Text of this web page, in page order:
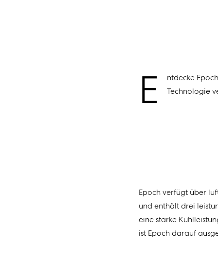
E ntdecke Epoch
Technologie
Epochverfügt über
und enthält drei
eine starke
ist Epochdarauf